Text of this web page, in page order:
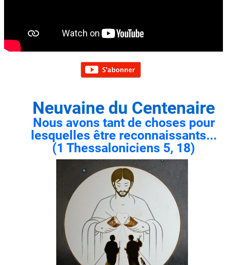
Neuvaine du Centenaire
Nous avons tant de choses pour
lesquelles être reconnaissants...
(1 Thessaloniciens 5, 18)